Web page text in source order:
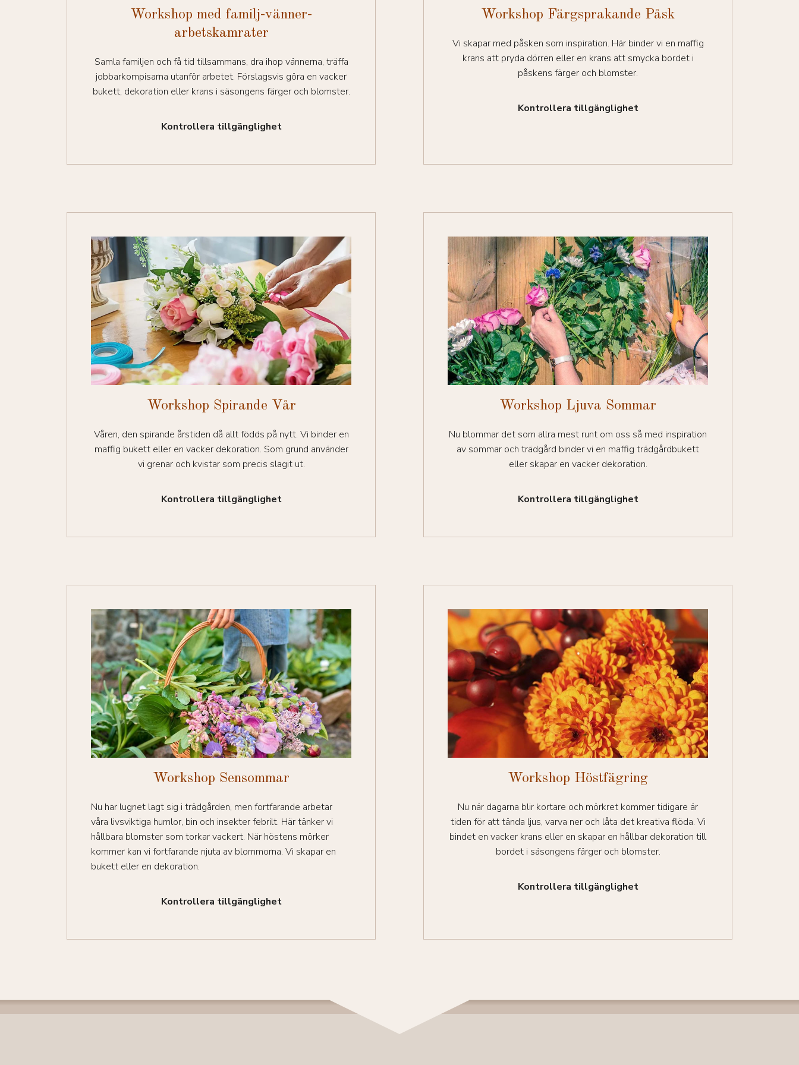
Workshop med familj-vänner-
arbetskamrater
Samla familjen och få tid tillsammans, dra ihop vännerna, träffa
jobbarkompisarna utanför arbetet. Förslagsvis göra en vacker
bukett, dekoration eller krans i säsongens färger och blomster.
Kontrollera tillgänglighet
Workshop Färgsprakande Påsk
Vi skapar med påsken som inspiration. Här binder vi en maffig
krans att pryda dörren eller en krans att smycka bordet i
påskens färger och blomster.
Kontrollera tillgänglighet
Workshop Spirande Vår
Våren, den spirande årstiden då allt födds på nytt. Vi binder en
maffig bukett eller en vacker dekoration. Som grund använder
vi grenar och kvistar som precis slagit ut.
Kontrollera tillgänglighet
Workshop Ljuva Sommar
Nu blommar det som allra mest runt om oss så med inspiration
av sommar och trädgård binder vi en maffig trädgårdbukett
eller skapar en vacker dekoration.
Kontrollera tillgänglighet
Workshop Sensommar
Nu har lugnet lagt sig i trädgården, men fortfarande arbetar
våra livsviktiga humlor, bin och insekter febrilt. Här tänker vi
hållbara blomster som torkar vackert. När höstens mörker
kommer kan vi fortfarande njuta av blommorna. Vi skapar en
bukett eller en dekoration.
Kontrollera tillgänglighet
Workshop Höstfägring
Nu när dagarna blir kortare och mörkret kommer tidigare är
tiden för att tända ljus, varva ner och låta det kreativa flöda. Vi
bindet en vacker krans eller en skapar en hållbar dekoration till
bordet i säsongens färger och blomster.
Kontrollera tillgänglighet